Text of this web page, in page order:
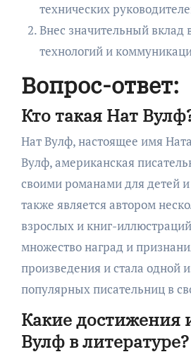
технических
Внес значительный вклад
технологий и
Вопрос-ответ:
Кто такая Нат
Нат Вулф, настоящее имя
Вулф, американская
своими романами для детей
также является автором
взрослых и книг-
множество наград и
произведения и стала одной
популярных писательниц в
Какие достижения
Вулф в литературе?